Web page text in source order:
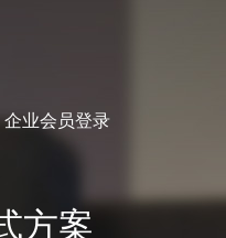
企业会员登录
方案